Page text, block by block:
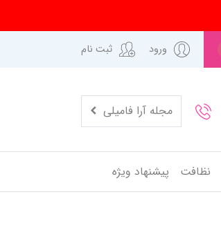
ورود ثبت نام
مجله آرا فامیلی
نظافت پیشنهاد ویژه